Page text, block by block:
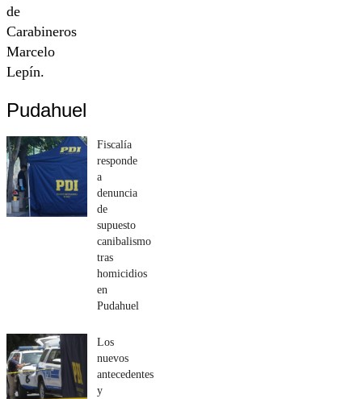
de
Carabineros
Marcelo
Lepín.
Pudahuel
Fiscalía
responde
a
denuncia
de
supuesto
canibalismo
tras
homicidios
en
Pudahuel
Los
nuevos
antecedentes
y